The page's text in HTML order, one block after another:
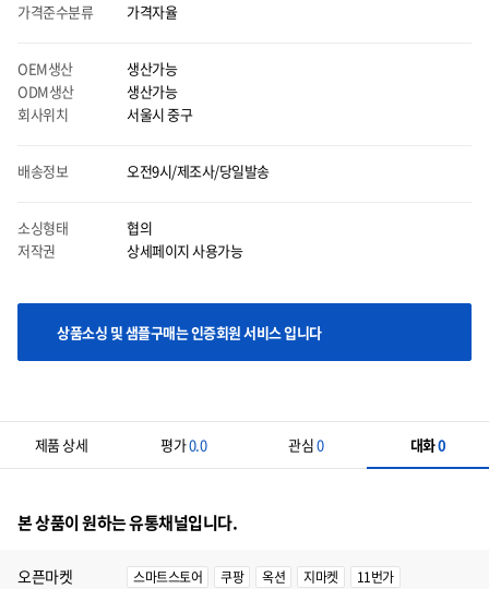
마우스 올릴시에는 이미지를 자세히 볼 수 있으며 클릭시에는 이미지를 다운받으실 수
가격준수분류 가격자율
OEM생산
생산가능
ODM생산
생산가능
회사위치
서울시 중구
배송정보 오전9시/제조사/당일발송
소싱형태
협의
저작권
상세페이지 사용가능
상품소싱 및 샘플구매는 인증회원 서비스 입니다
제품 상세 평가0.0 관심0 대화0
본 상품이 원하는 유통채널입니다.
오픈마켓 스마트스토어 쿠팡 옥션 지마켓 11번가